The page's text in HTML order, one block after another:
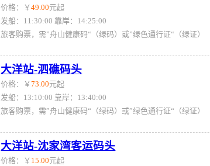
价格：￥49.00元起
发船：11:30:00 靠岸：14:25:00
旅客购票，需”舟山健康码“（绿码）或”绿色通行证“（绿证）
大洋站-泗礁码头
价格：￥73.00元起
发船：13:10:00 靠岸：13:40:00
旅客购票，需”舟山健康码“（绿码）或”绿色通行证“（绿证）
大洋站-沈家湾客运码头
价格：￥ 15.00元起